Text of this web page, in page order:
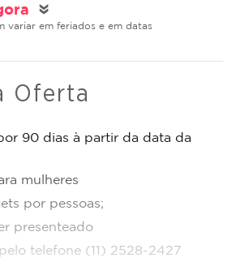
double_arrow
variar em feriados e em datas
Oferta
90 dias à partir da data da
mulheres
por pessoas;
presenteado
telefone (11) 2528-2427